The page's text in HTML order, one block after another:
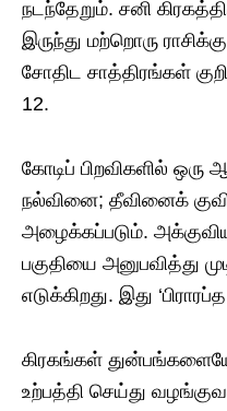
நடந்தேறும். சனி
இருந்து மற்றொரு
சோதிட சாத்திரங்கள்
12.
கோடிப் பிறவிகளில்
நல்வினை; தீவினைக்
அழைக்கப்படும்.
பகுதியை அனுபவித்து
எடுக்கிறது. இது
கிரகங்கள்
உற்பத்தி செய்து